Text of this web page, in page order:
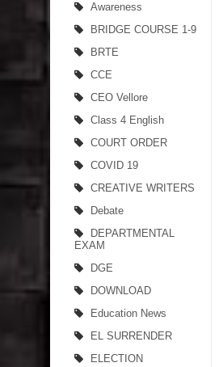
Awareness
BRIDGE COURSE 1-9
BRTE
CCE
CEO Vellore
Class 4 English
COURT ORDER
COVID 19
CREATIVE WRITERS
Debate
DEPARTMENTAL
EXAM
DGE
DOWNLOAD
Education News
EL SURRENDER
ELECTION